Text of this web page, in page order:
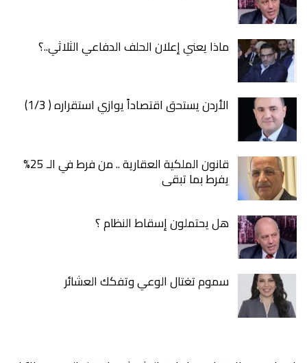
ماذا يعني إعلان الحلف الدفاعي الثلاثي..؟
الأردن يستحق اقتصاداً يوازي استقراره ( 1/3)
قانون الملكية العقارية .. من فرط في الـ 25%
يفرط بما تبقى
هل يحتملون إسقاط النظام ؟
سموم تغتال الوعي وتفكك العشائر